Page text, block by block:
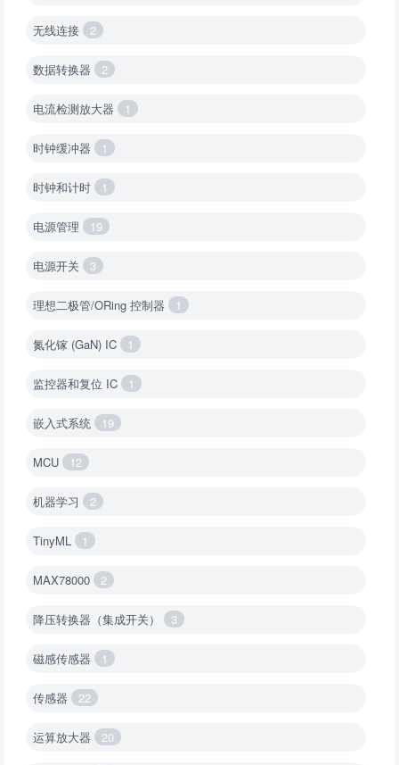
无线连接 2
数据转换器 2
电流检测放大器 1
时钟缓冲器 1
时钟和计时 1
电源管理 19
电源开关 3
理想二极管/ORing 控制器 1
氮化镓 (GaN) IC 1
监控器和复位 IC 1
嵌入式系统 19
MCU 12
机器学习 2
TinyML 1
MAX78000 2
降压转换器（集成开关） 3
磁感传感器 1
传感器 22
运算放大器 20